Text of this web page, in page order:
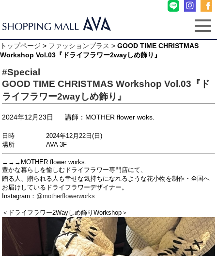
トップページ > ファッションプラス > GOOD TIME CHRISTMAS
Workshop Vol.03『ドライフラワー2wayしめ飾り』
#Special
GOOD TIME CHRISTMAS Workshop Vol.03『ド
ライフラワー2wayしめ飾り』
2024年12月23日 講師：MOTHER flower woks.
日時 2024年12月22日(日)
場所 AVA 3F
→→→MOTHER flower works.
豊かな暮らしを愉しむドライフラワー専門店にて、
贈る人、贈られる人も幸せな気持ちになれるような花小物を制作・全国へ
お届けしているドライフラワーデザイナー。
Instagram： @motherflowerworks
＜ドライフラワー2Wayしめ飾りWorkshop＞